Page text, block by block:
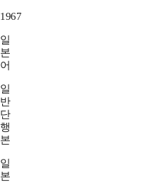
1967
일
본
어
일
반
단
행
본
일
본